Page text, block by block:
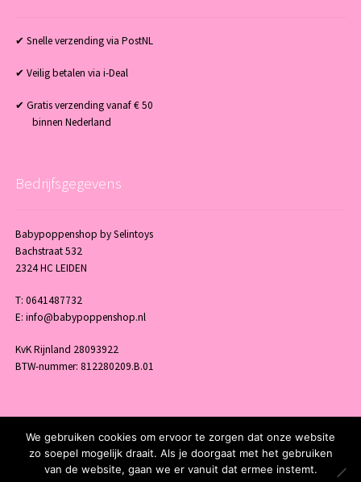
✔ Snelle verzending via PostNL
✔ Veilig betalen via i-Deal
✔ Gratis verzending vanaf € 50
binnen Nederland
Bedrijfsgegevens
Babypoppenshop by Selintoys
Bachstraat 532
2324 HC LEIDEN
T: 0641487732
E: info@babypoppenshop.nl
KvK Rijnland 28093922
BTW-nummer: 812280209.B.01
© 2024 Babypoppenshop - by Selintoys - Powered and maintained by
We gebruiken cookies om ervoor te zorgen dat onze website
zo soepel mogelijk draait. Als je doorgaat met het gebruiken
van de website, gaan we er vanuit dat ermee instemt.